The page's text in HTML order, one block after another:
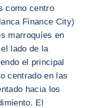
como centro
Finance City)
marroquíes en
lado de la
el principal
centrado en las
hacia los
El